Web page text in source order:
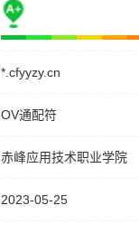
*.cfyyzy.cn
OV通配符
赤峰应用技术职业学院
2023-05-25